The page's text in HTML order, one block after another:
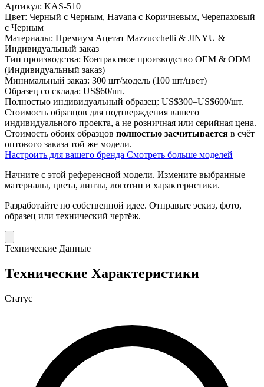
Артикул: KAS-510
Цвет: Черный с Черным, Havana с Коричневым, Черепаховый
с Черным
Материалы: Премиум Ацетат Mazzucchelli & JINYU &
Индивидуальный заказ
Тип производства: Контрактное производство OEM & ODM
(Индивидуальный заказ)
Минимальный заказ: 300 шт/модель (100 шт/цвет)
Образец со склада: US$60/шт.
Полностью индивидуальный образец: US$300–US$600/шт.
Стоимость образцов для подтверждения вашего
индивидуального проекта, а не розничная или серийная цена.
Стоимость обоих образцов полностью засчитывается в счёт
оптового заказа той же модели.
Настроить для вашего бренда Смотреть больше моделей
Начните с этой референсной модели. Измените выбранные
материалы, цвета, линзы, логотип и характеристики.
Разработайте по собственной идее. Отправьте эскиз, фото,
образец или технический чертёж.
Технические Данные
Технические Характеристики
Статус